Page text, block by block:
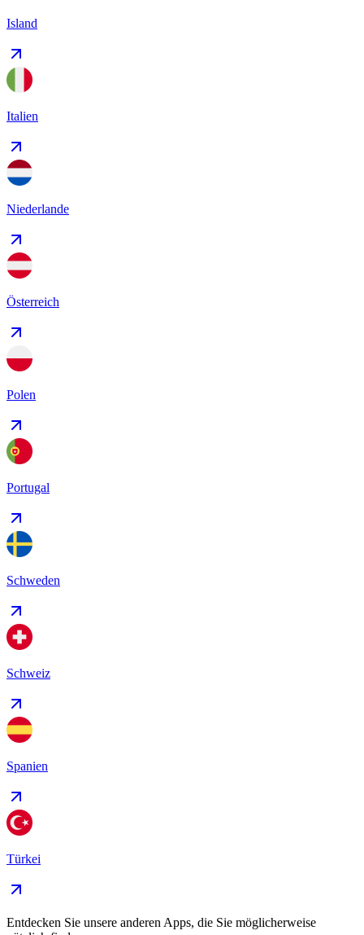
Island
Italien
Niederlande
Österreich
Polen
Portugal
Schweden
Schweiz
Spanien
Türkei
Entdecken Sie unsere anderen Apps, die Sie möglicherweise